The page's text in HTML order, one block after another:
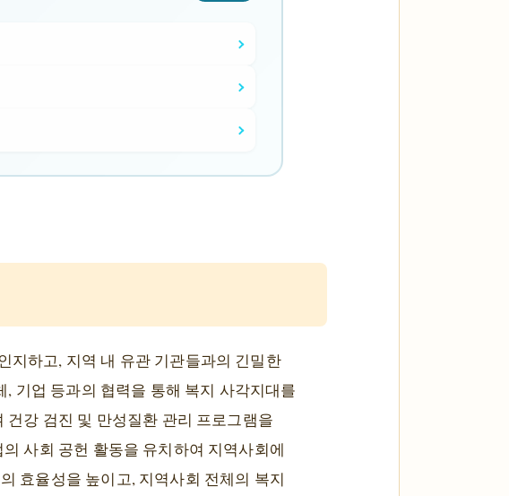
지하고, 지역 내 유관 기관들과의 긴밀한
기업 등과의 협력을 통해 복지 사각지대를
강 검진 및 만성질환 관리 프로그램을
사회 공헌 활동을 유치하여 지역사회에
효율성을 높이고, 지역사회 전체의 복지